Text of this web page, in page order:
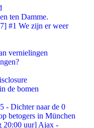
ten Damme.
#1 We zijn er weer
vernielingen
de bomen
- Dichter naar de 0
betogers in München
20:00 uur] Ajax -